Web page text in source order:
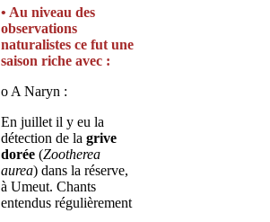
• Au niveau des
observations
naturalistesce fut une
saison riche avec :
o A Naryn :
En juillet il y eu la
détection de la grive
dorée(Zootherea
aurea) dans la réserve,
à Umeut. Chants
entendus régulièrement